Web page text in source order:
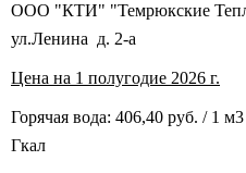
ООО "КТИ" "Темрюкские
ул.Ленина д. 2-а
Цена на 1 полугодие 2026 г.
Горячая вода: 406,40 руб. / 1
Гкал